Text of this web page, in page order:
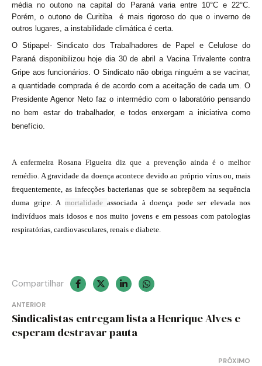
média no outono na capital do Paraná varia entre 10°C e 22°C.
Porém, o outono de Curitiba é mais rigoroso do que o inverno de
outros lugares, a instabilidade climática é certa.
O Stipapel- Sindicato dos Trabalhadores de Papel e Celulose do
Paraná disponibilizou hoje dia 30 de abril a Vacina Trivalente contra
Gripe aos funcionários. O Sindicato não obriga ninguém a se vacinar,
a quantidade comprada é de acordo com a aceitação de cada um. O
Presidente Agenor Neto faz o intermédio com o laboratório pensando
no bem estar do trabalhador, e todos enxergam a iniciativa como
benefício.
A enfermeira Rosana Figueira diz que a prevenção ainda é o melhor
remédio. A gravidade da doença acontece devido ao próprio vírus ou, mais
frequentemente, as infecções bacterianas que se sobrepõem na sequência
duma gripe. A mortalidade associada à doença pode ser elevada nos
indivíduos mais idosos e nos muito jovens e em pessoas com patologias
respiratórias, cardiovasculares, renais e diabete.
Compartilhar
Navegação
de
ANTERIOR
Sindicalistas entregam lista a Henrique Alves e
esperam destravar pauta
PRÓXIMO